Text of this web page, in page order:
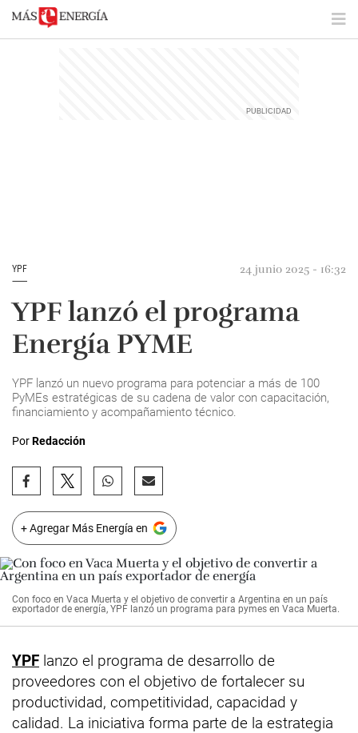
YPF 24 junio 2025 - 16:32
YPF lanzó el programa
Energía PYME
YPF lanzó un nuevo programa para potenciar a más de 100
PyMEs estratégicas de su cadena de valor con capacitación,
financiamiento y acompañamiento técnico.
PorRedacción
+ Agregar Más Energía en
Con foco en Vaca Muerta y el objetivo de convertir a Argentina en un país
exportador de energía, YPF lanzó un programa para pymes en Vaca Muerta.
YPF lanzo el programa de desarrollo de
proveedores con el objetivo de fortalecer su
productividad, competitividad, capacidad y
calidad. La iniciativa forma parte de la estrategia